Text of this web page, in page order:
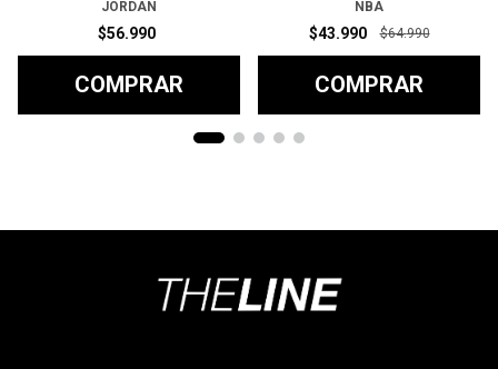
JORDAN
$56.990
COMPRAR
NBA
$43.990 $64.990
COMPRAR